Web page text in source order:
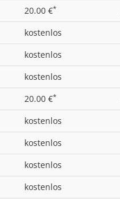
20.00 €*
kostenlos
kostenlos
kostenlos
20.00 €*
kostenlos
kostenlos
kostenlos
kostenlos